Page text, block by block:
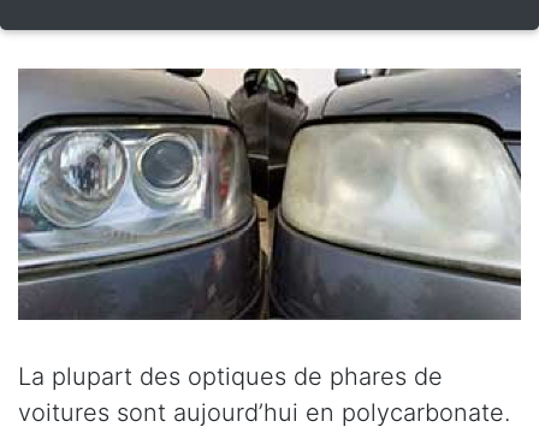
La plupart des optiques de phares de
voitures sont aujourd’hui en polycarbonate.